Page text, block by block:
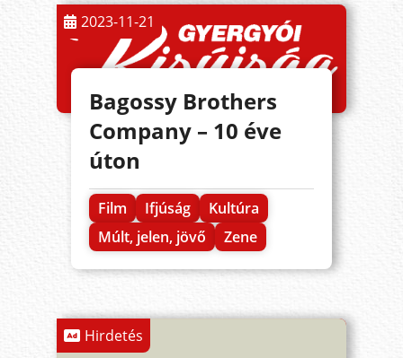
2023-11-21
Bagossy Brothers
Company – 10 éve
úton
Film Ifjúság
Kultúra
Múlt, jelen, jövő
Zene
Hirdetés